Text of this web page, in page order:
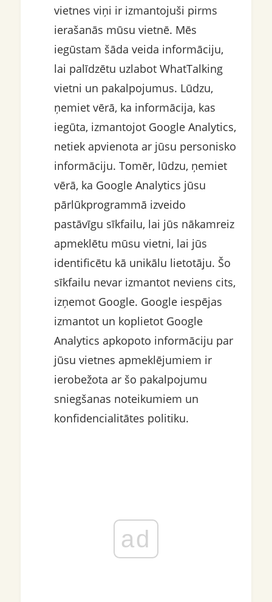
vietnes viņi ir izmantojuši pirms
ierašanās mūsu vietnē. Mēs
iegūstam šāda veida informāciju,
lai palīdzētu uzlabot WhatTalking
vietni un pakalpojumus. Lūdzu,
ņemiet vērā, ka informācija, kas
iegūta, izmantojot Google Analytics,
netiek apvienota ar jūsu personisko
informāciju. Tomēr, lūdzu, ņemiet
vērā, ka Google Analytics jūsu
pārlūkprogrammā izveido
pastāvīgu sīkfailu, lai jūs nākamreiz
apmeklētu mūsu vietni, lai jūs
identificētu kā unikālu lietotāju. Šo
sīkfailu nevar izmantot neviens cits,
izņemot Google. Google iespējas
izmantot un koplietot Google
Analytics apkopoto informāciju par
jūsu vietnes apmeklējumiem ir
ierobežota ar šo pakalpojumu
sniegšanas noteikumiem un
konfidencialitātes politiku.
ad